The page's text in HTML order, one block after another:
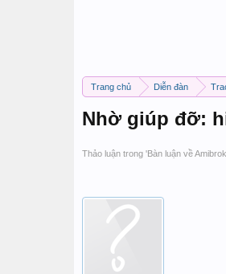
Trang chủ Diễn đàn
Nhờ giúp đỡ:
Thảo luận trong 'Bàn luận về